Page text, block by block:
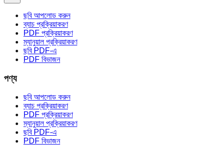
ছবি আপলোড করুন
ব্যাচ প্রক্রিয়াকরণ
PDF প্রক্রিয়াকরণ
ম্যানুয়াল প্রক্রিয়াকরণ
ছবি PDF-এ
PDF বিভাজন
পণ্য
ছবি আপলোড করুন
ব্যাচ প্রক্রিয়াকরণ
PDF প্রক্রিয়াকরণ
ম্যানুয়াল প্রক্রিয়াকরণ
ছবি PDF-এ
PDF বিভাজন